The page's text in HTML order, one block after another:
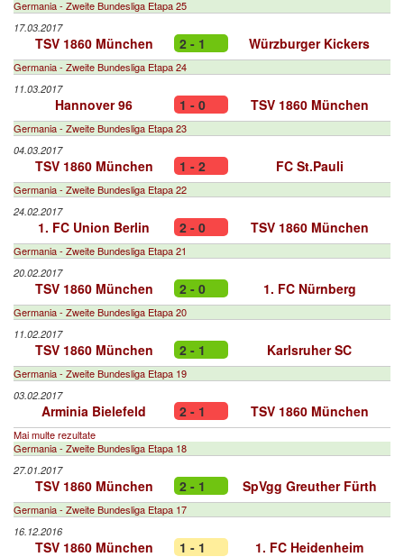
Germania - Zweite Bundesliga Etapa 25
17.03.2017
TSV 1860 München 2 - 1 Würzburger Kickers
Germania - Zweite Bundesliga Etapa 24
11.03.2017
Hannover 96 1 - 0 TSV 1860 München
Germania - Zweite Bundesliga Etapa 23
04.03.2017
TSV 1860 München 1 - 2 FC St.Pauli
Germania - Zweite Bundesliga Etapa 22
24.02.2017
1. FC Union Berlin 2 - 0 TSV 1860 München
Germania - Zweite Bundesliga Etapa 21
20.02.2017
TSV 1860 München 2 - 0 1. FC Nürnberg
Germania - Zweite Bundesliga Etapa 20
11.02.2017
TSV 1860 München 2 - 1 Karlsruher SC
Germania - Zweite Bundesliga Etapa 19
03.02.2017
Arminia Bielefeld 2 - 1 TSV 1860 München
Mai multe rezultate
Germania - Zweite Bundesliga Etapa 18
27.01.2017
TSV 1860 München 2 - 1 SpVgg Greuther Fürth
Germania - Zweite Bundesliga Etapa 17
16.12.2016
TSV 1860 München 1 - 1 1. FC Heidenheim